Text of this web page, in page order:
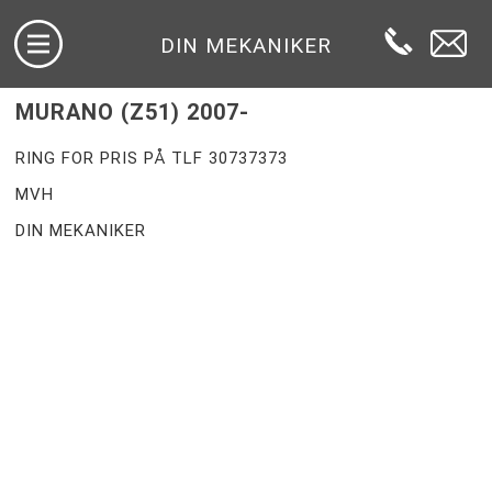
DIN MEKANIKER
MURANO (Z51) 2007-
RING FOR PRIS PÅ TLF 30737373
MVH
DIN MEKANIKER